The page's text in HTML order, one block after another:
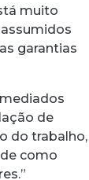
muito
garantias
de
do trabalho,
como